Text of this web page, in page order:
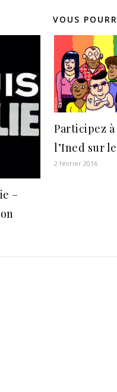
VOUS
–
Participez à
l’Ined sur
2 février 2016